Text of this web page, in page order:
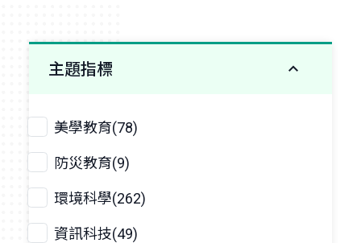
主題指標
美學教育(78)
防災教育(9)
環境科學(262)
資訊科技(49)